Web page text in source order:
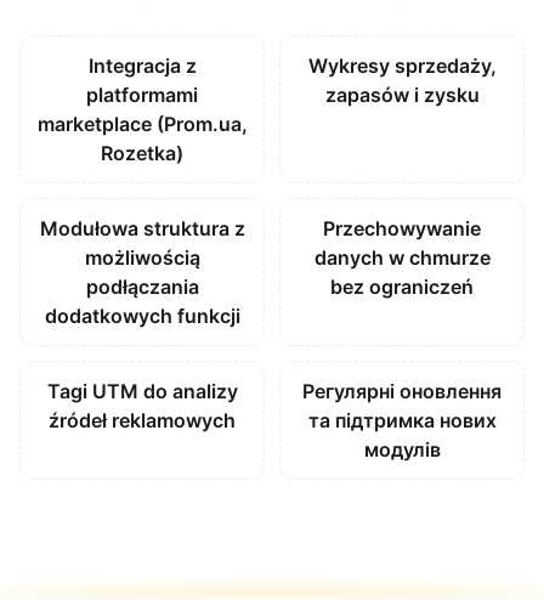
Integracja z
platformami
marketplace (Prom.ua,
Rozetka)
Wykresy sprzedaży,
zapasów i zysku
Modułowa struktura z
możliwością
podłączania
dodatkowych funkcji
Przechowywanie
danych w chmurze
bez ograniczeń
Tagi UTM do analizy
źródeł reklamowych
Регулярні оновлення
та підтримка нових
модулів